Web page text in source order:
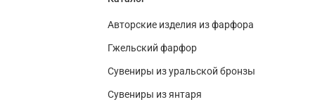
Авторские изделия из фарфора
Гжельский фарфор
Сувениры из уральской бронзы
Сувениры из янтаря